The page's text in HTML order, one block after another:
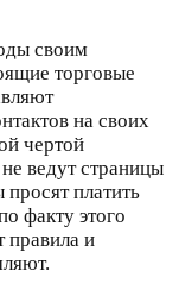
своим
торговые
на своих
чертой
ведут страницы
платить
факту этого
правила и